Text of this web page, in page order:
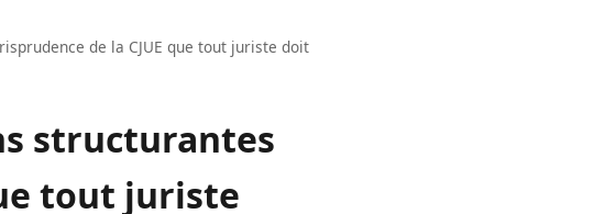
de la CJUE que tout juriste doit
structurantes
tout juriste